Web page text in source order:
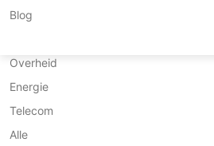
V2V-migratie
P2P-migratie
C2C-migratie
C2V-migratie
P2C-migratie
Sangfor HCI
Huawei FusionCompute
Red Hat Virtualization
Oracle OLVM
XenServer/Citrix Hypervisor
IT Diensten
Overheid
Energie
Telecom
Alle
Blog
Onderneming-editie)
* Geen creditcard vereist